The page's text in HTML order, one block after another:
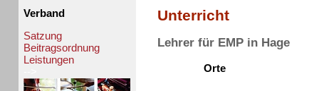
Verband
Satzung
Beitragsordnung
Leistungen
Unterricht
Lehrer für EMP in Hage
Orte